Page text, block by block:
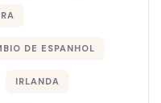
DE ESPANHOL
IRLANDA